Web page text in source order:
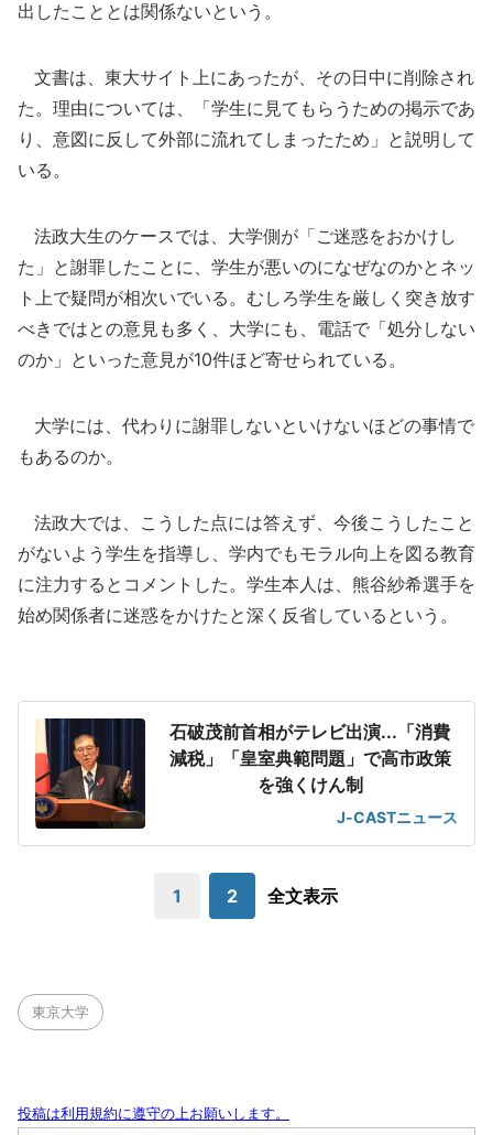
出したこととは関係ないという。
文書は、東大サイト上にあったが、その日中に削除され
た。理由については、「学生に見てもらうための掲示であ
り、意図に反して外部に流れてしまったため」と説明して
いる。
法政大生のケースでは、大学側が「ご迷惑をおかけし
た」と謝罪したことに、学生が悪いのになぜなのかとネッ
ト上で疑問が相次いでいる。むしろ学生を厳しく突き放す
べきではとの意見も多く、大学にも、電話で「処分しない
のか」といった意見が10件ほど寄せられている。
大学には、代わりに謝罪しないといけないほどの事情で
もあるのか。
法政大では、こうした点には答えず、今後こうしたこと
がないよう学生を指導し、学内でもモラル向上を図る教育
に注力するとコメントした。学生本人は、熊谷紗希選手を
始め関係者に迷惑をかけたと深く反省しているという。
石破茂前首相がテレビ出演...「消費
減税」「皇室典範問題」で高市政策
を強くけん制
J-CASTニュース
1 2 全文表示
東京大学